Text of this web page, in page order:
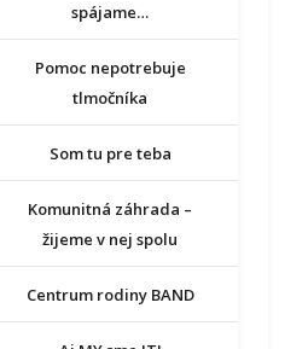
spájame…
Pomoc nepotrebuje
tlmočníka
Som tu pre teba
Komunitná záhrada –
žijeme v nej spolu
Centrum rodiny BAND